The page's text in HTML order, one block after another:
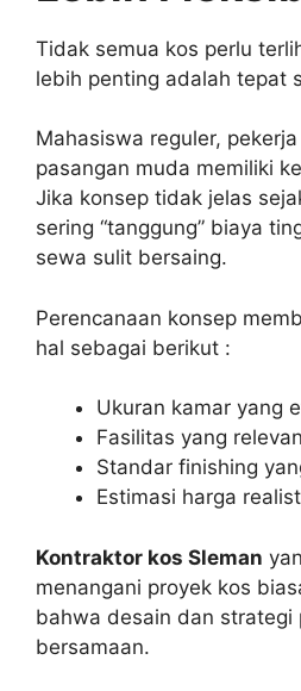
Tidak semua kos perlu
lebih penting adalah tepat
Mahasiswa reguler,
pasangan muda memiliki
Jika konsep tidak jelas
sering “tanggung” biaya
sewa sulit bersaing.
Perencanaan konsep
hal sebagai berikut :
Ukuran kamar yang
Fasilitas yang relevan
Standar finishing
Estimasi harga
Kontraktor kos Sleman
menangani proyek kos
bahwa desain dan strategi
bersamaan.